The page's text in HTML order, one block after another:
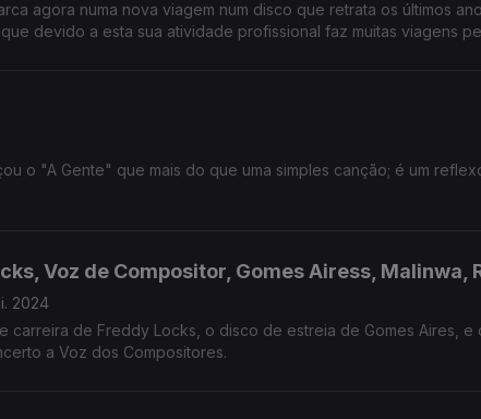
agora numa nova viagem num disco que retrata os últimos
devido a esta sua atividade profissional faz muitas viagens
o "A Gente" que mais do que uma simples canção; é um
Voz de Compositor, Gomes Airess, Malinwa,
2024
carreira de Freddy Locks, o disco de estreia de Gomes Aires,
a Voz dos Compositores.